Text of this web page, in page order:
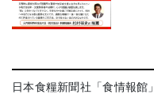
日本食糧新聞社「食情報館」